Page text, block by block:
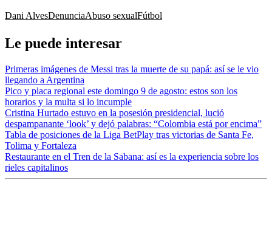
Dani AlvesDenunciaAbuso sexualFútbol
Le puede interesar
Primeras imágenes de Messi tras la muerte de su papá: así se le vio
llegando a Argentina
Pico y placa regional este domingo 9 de agosto: estos son los
horarios y la multa si lo incumple
Cristina Hurtado estuvo en la posesión presidencial, lució
despampanante ‘look’ y dejó palabras: “Colombia está por encima”
Tabla de posiciones de la Liga BetPlay tras victorias de Santa Fe,
Tolima y Fortaleza
Restaurante en el Tren de la Sabana: así es la experiencia sobre los
rieles capitalinos